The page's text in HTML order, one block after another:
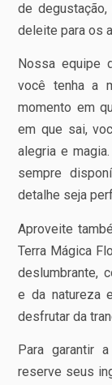
de
deleite para os
Nossa equipe
você tenha a
momento em
em que sai,
alegria e
sempre
detalhe seja
Aproveite
Terra Mágica
deslumbrante,
e da natureza
desfrutar da
Para garantir
reserve seus